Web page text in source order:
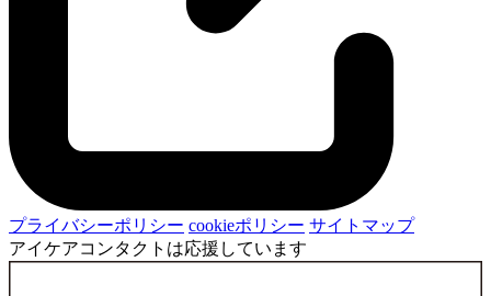
プライバシーポリシー cookieポリシー サイトマップ
アイケアコンタクトは応援しています